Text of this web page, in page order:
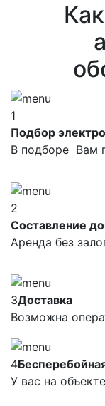
1
Подбор
В подборе Вам
2
Составление
Аренда без
3Доставка
Возможна
4
У вас на